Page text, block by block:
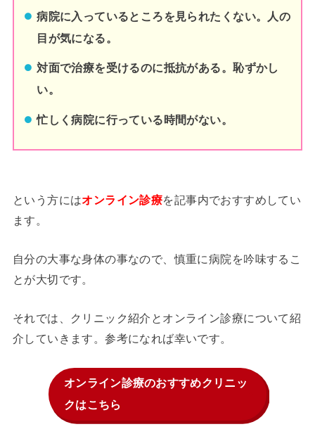
病院に入っているところを見られたくない。人の
目が気になる。
対面で治療を受けるのに抵抗がある。恥ずかし
い。
忙しく病院に行っている時間がない。
という方にはオンライン診療を記事内でおすすめしてい
ます。
自分の大事な身体の事なので、慎重に病院を吟味するこ
とが大切です。
それでは、クリニック紹介とオンライン診療について紹
介していきます。参考になれば幸いです。
オンライン診療のおすすめクリニッ
クはこちら